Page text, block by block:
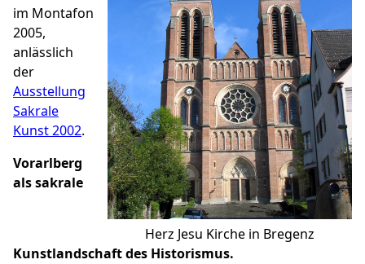
Herz Jesu Kirche in Bregenz
im Montafon
2005,
anlässlich
der
Ausstellung
Sakrale
Kunst 2002.
Vorarlberg
als sakrale
Kunstlandschaft des Historismus.